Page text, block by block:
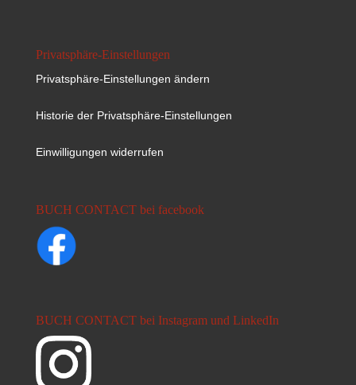
Privatsphäre-Einstellungen
Privatsphäre-Einstellungen ändern
Historie der Privatsphäre-Einstellungen
Einwilligungen widerrufen
BUCH CONTACT bei facebook
BUCH CONTACT bei Instagram und LinkedIn